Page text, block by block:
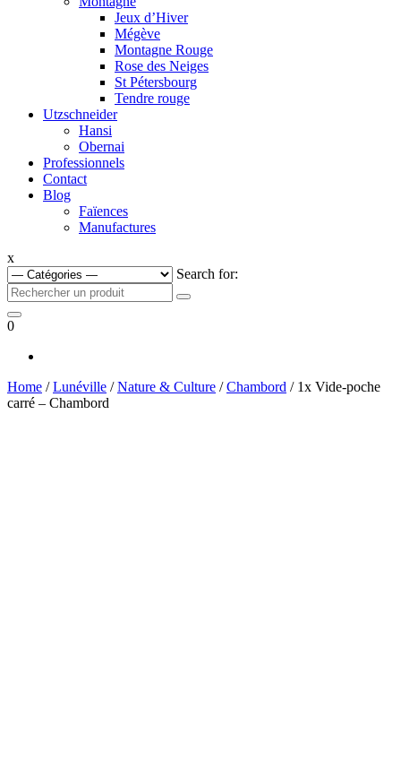
Jeux d’Hiver
Mégève
Montagne Rouge
Rose des Neiges
St Pétersbourg
Tendre rouge
Utzschneider
Hansi
Obernai
Professionnels
Contact
Blog
Faïences
Manufactures
x
Search for:
0
Home /Lunéville /Nature & Culture /Chambord / 1x Vide-poche
carré – Chambord